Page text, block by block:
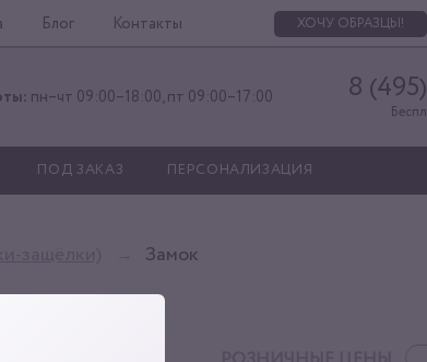
Блог Контакты ХОЧУ ОБРАЗЦЫ!
пн–чт 09:00–18:00, пт 09:00–17:00 8
ПОД ЗАКАЗ ПЕРСОНАЛИЗАЦИЯ
Замок